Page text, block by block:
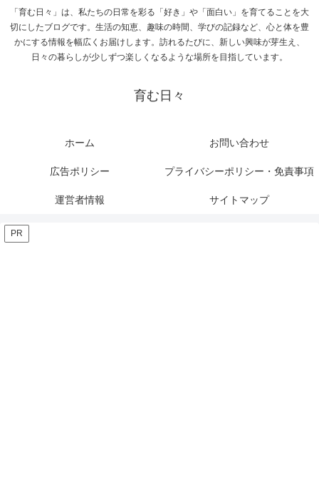
「育む日々」は、私たちの日常を彩る「好き」や「面白い」を育てることを大
切にしたブログです。生活の知恵、趣味の時間、学びの記録など、心と体を豊
かにする情報を幅広くお届けします。訪れるたびに、新しい興味が芽生え、
日々の暮らしが少しずつ楽しくなるような場所を目指しています。
育む日々
ホーム お問い合わせ
広告ポリシー プライバシーポリシー・免責事項
運営者情報 サイトマップ
PR